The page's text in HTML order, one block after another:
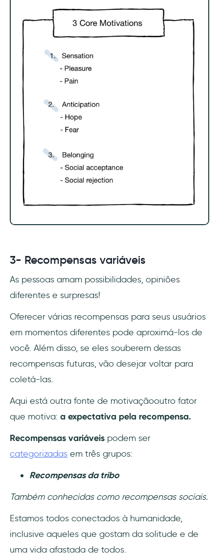
3- Recompensas variáveis
As pessoas amam possibilidades, opiniões
diferentes e surpresas!
Oferecer várias recompensas para seus usuários
em momentos diferentes pode aproximá-los de
você. Além disso, se eles souberem dessas
recompensas futuras, vão desejar voltar para
coletá-las.
Aqui está outra fonte de motivaçãooutro fator
que motiva: a expectativa pela recompensa.
Recompensas variáveis podem ser
categorizadas em três grupos:
Recompensas da tribo
Também conhecidas como recompensas sociais.
Estamos todos conectados à humanidade,
inclusive aqueles que gostam da solitude e de
uma vida afastada de todos.